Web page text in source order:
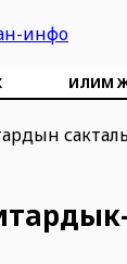
ИЛИМ